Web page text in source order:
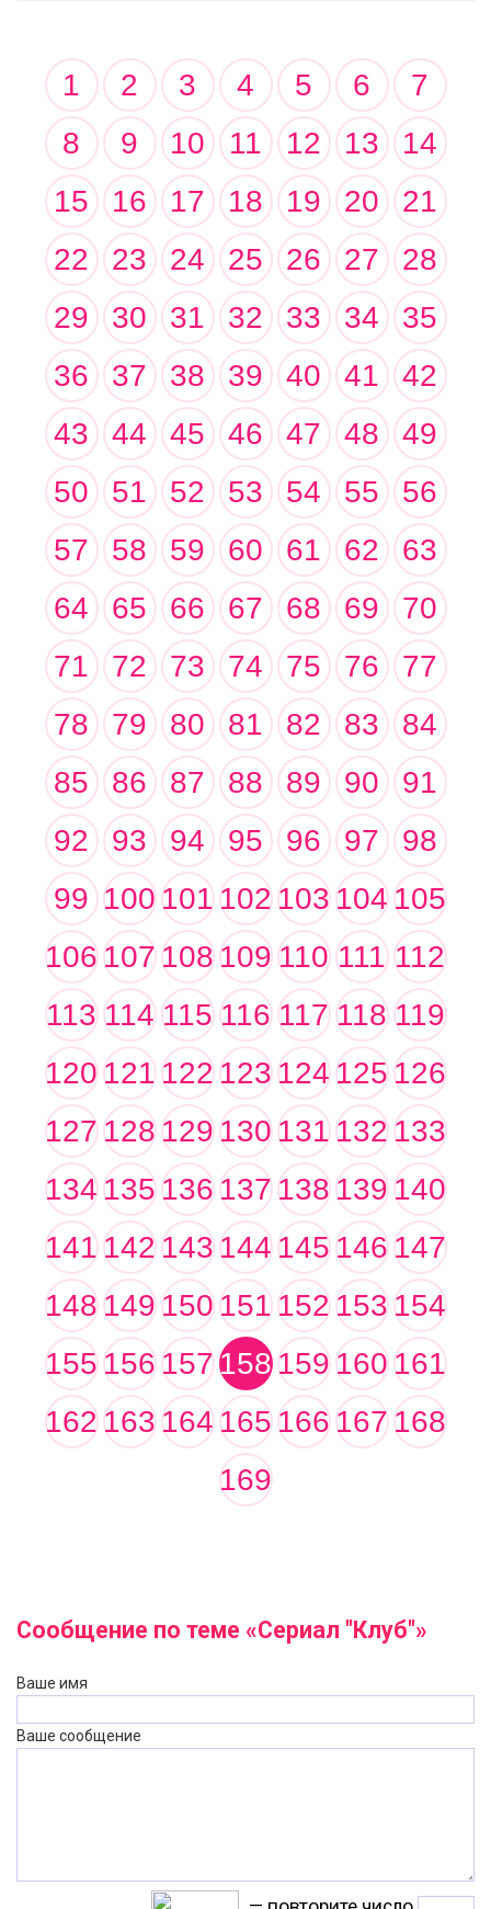
1 2 3 4 5 6
7
8
9 10 11 12 13
14
15
16 17 18 19 20
21
22
23 24 25 26 27
28
29
30 31 32 33 34
35
36
37 38 39 40 41
42
43
44 45 46 47 48
49
50
51 52 53 54 55
56
57
58 59 60 61 62
63
64
65 66 67 68 69
70
71
72 73 74 75 76
77
78
79 80 81 82 83
84
85
86 87 88 89 90
91
92
93 94 95 96 97
98
99 100101102103104105
106107108109110 111 112
113 114 115 116 117 118 119
120121122123124125126
127128129130131132133
134135136137138139140
141142143144145146147
148149150151152153154
155156157158159160161
162163164165166167168
169
Сообщение по теме «Сериал "Клуб"»
Ваше имя
Ваше сообщение